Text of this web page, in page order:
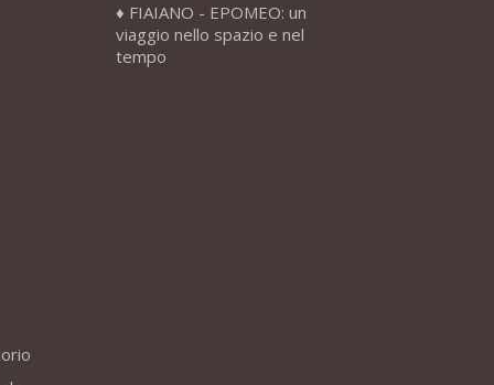
FIAIANO - EPOMEO: un
viaggio nello spazio e nel
tempo